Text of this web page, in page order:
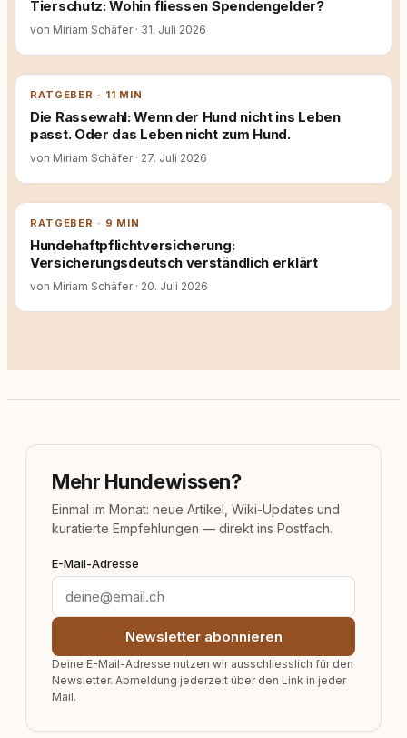
Tierschutz: Wohin fliessen Spendengelder?
von Miriam Schäfer · 31. Juli 2026
RATGEBER · 11 MIN
Die Rassewahl: Wenn der Hund nicht ins Leben
passt. Oder das Leben nicht zum Hund.
von Miriam Schäfer · 27. Juli 2026
RATGEBER · 9 MIN
Hundehaftpflichtversicherung:
Versicherungsdeutsch verständlich erklärt
von Miriam Schäfer · 20. Juli 2026
Mehr Hundewissen?
Einmal im Monat: neue Artikel, Wiki-Updates und
kuratierte Empfehlungen — direkt ins Postfach.
E-Mail-Adresse
Newsletter abonnieren
Deine E-Mail-Adresse nutzen wir ausschliesslich für den
Newsletter. Abmeldung jederzeit über den Link in jeder
Mail.